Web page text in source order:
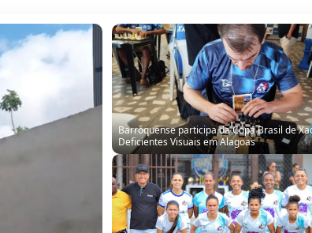
Barroquense participa da Copa Brasil de
Deficientes Visuais em Alagoas